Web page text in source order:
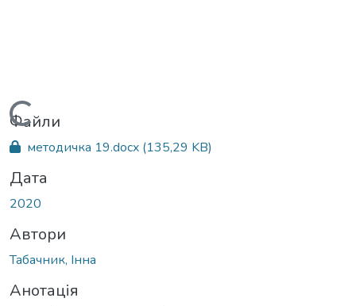
Вантажиться...
Файли
методичка 19.docx (135,29 KB)
Дата
2020
Автори
Табачник, Інна
Анотація